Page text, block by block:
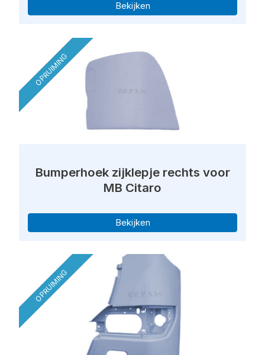
Bekijken
OPRUIMING
Bumperhoek zijklepje rechts voor
MB Citaro
Bekijken
OPRUIMING